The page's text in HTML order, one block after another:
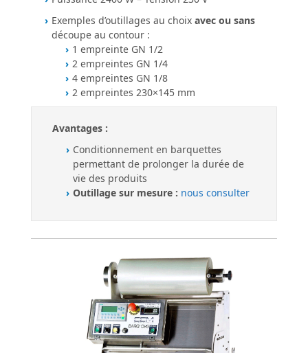
Exemples d’outillages au choix avec ou sans
découpe au contour :
1 empreinte GN 1/2
2 empreintes GN 1/4
4 empreintes GN 1/8
2 empreintes 230×145 mm
Avantages :
Conditionnement en barquettes
permettant de prolonger la durée de
vie des produits
Outillage sur mesure : nous consulter